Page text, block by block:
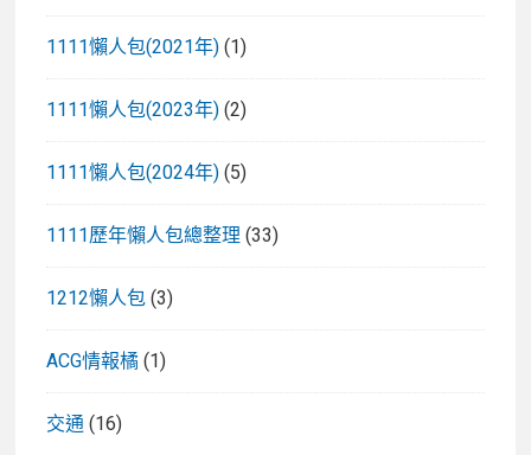
1111懶人包(2021年) (1)
1111懶人包(2023年) (2)
1111懶人包(2024年) (5)
1111歷年懶人包總整理 (33)
1212懶人包 (3)
ACG情報橘 (1)
交通 (16)